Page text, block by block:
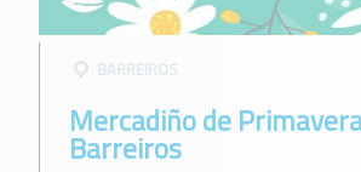
BARREIROS
Mercadiño de
Barreiros